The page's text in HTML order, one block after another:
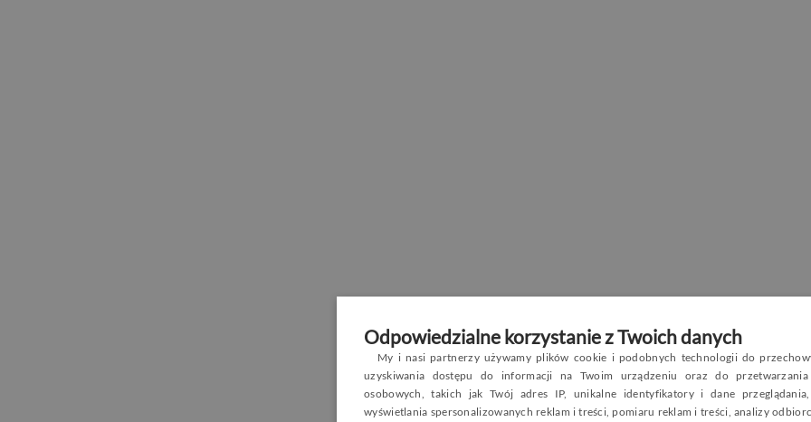
Odpowiedzialne korzystanie z Twoich danych
My i nasi partnerzy używamy plików cookie i podobnych technologii do
uzyskiwania dostępu do informacji na Twoim urządzeniu oraz do przetwarzania
osobowych, takich jak Twój adres IP, unikalne identyfikatory i dane
wyświetlania spersonalizowanych reklam i treści, pomiaru reklam i treści, analizy